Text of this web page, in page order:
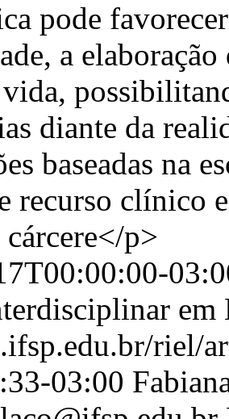
pode
a
diante da
baseadas na
recurso clínico
p>
em
riel/
03:00